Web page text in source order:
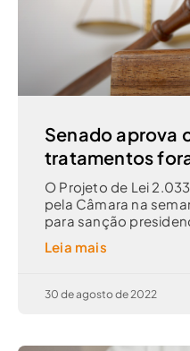
Senado aprova
tratamentos
O Projeto de Lei
pela Câmara na
para sanção
Leia mais
30 de agosto de 2022